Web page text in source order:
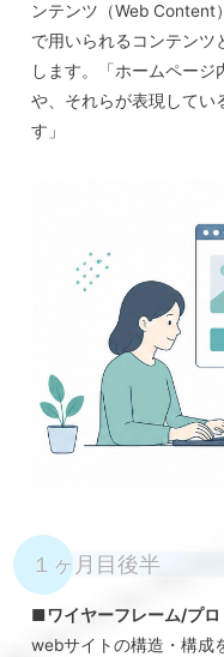
ンテンツ（Web Content
で用いられるコンテンツ
します。「ホームペー
や、それらが表現してい
す」
１ヶ月目後半
■ワイヤーフレーム/プロ
webサイトの構造・構成